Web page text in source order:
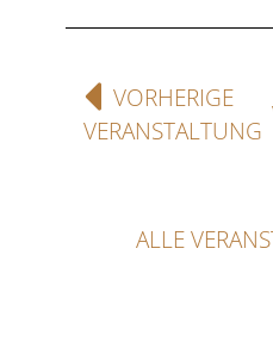
VORHERIGE
VERANSTALTUNG
ALLE